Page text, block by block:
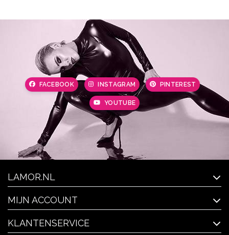
FACEBOOK INSTAGRAM PINTEREST
YOUTUBE
LAMOR.NL
MIJN ACCOUNT
KLANTENSERVICE